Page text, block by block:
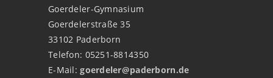
Goerdeler-Gymnasium
Goerdelerstraße 35
33102 Paderborn
Telefon: 05251-8814350
E-Mail:goerdeler@paderborn.de